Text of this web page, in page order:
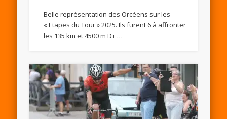
Belle représentation des Orcéens sur les
« Etapes du Tour » 2025. Ils furent 6 à affronter
les 135 km et 4500 m D+ …